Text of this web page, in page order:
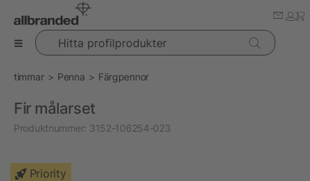
Hitta profilprodukter
timmar Penna Färgpennor
Fir målarset
Produktnummer: 3152-106254-023
Priority